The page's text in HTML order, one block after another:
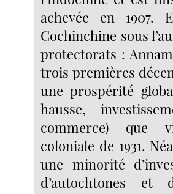
achevée en 1907.
Cochinchine sous
protectorats :
trois premières
une prospérité
hausse,
commerce) que
coloniale de 1931.
une minorité
d’autochtones et